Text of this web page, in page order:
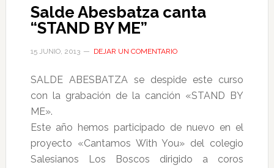
Salde Abesbatza canta
“STAND BY ME”
15 JUNIO, 2013 DEJAR UN COMENTARIO
SALDE ABESBATZA se despide este curso
con la grabación de la canción «STAND BY
ME».
Este año hemos participado de nuevo en el
proyecto «Cantamos With You» del colegio
Salesianos Los Boscos dirigido a coros